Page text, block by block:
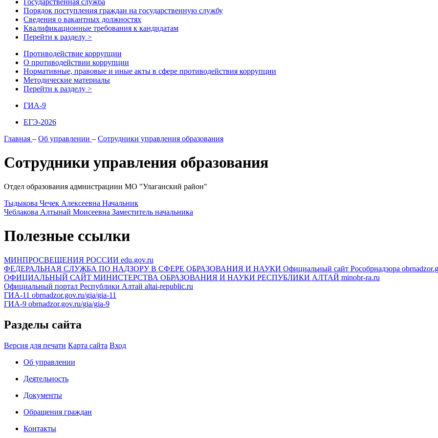
Государственная служба
Порядок поступления граждан на государственную службу
Сведения о вакантных должностях
Квалификационные требования к кандидатам
Перейти к разделу >
Противодействие коррупции
О противодействии коррупции
Нормативные, правовые и иные акты в сфере противодействия коррупции
Методические материалы
Перейти к разделу >
ГИА-9
ЕГЭ-2026
Главная – Об управлении – Сотрудники управления образования
Сотрудники управления образования
Отдел образования адмнистрациии МО "Улаганский район"
Тыдыкова Чечек Алексеевна Начальник
Чеблакова Алтынай Моисеевна Заместитель начальника
Полезные ссылки
МИНПРОСВЕЩЕНИЯ РОССИИ edu.gov.ru
ФЕДЕРАЛЬНАЯ СЛУЖБА ПО НАДЗОРУ В СФЕРЕ ОБРАЗОВАНИЯ И НАУКИ Официальный сайт Рособрнадзора
ОФИЦИАЛЬНЫЙ САЙТ МИНИСТЕРСТВА ОБРАЗОВАНИЯ И НАУКИ РЕСПУБЛИКИ АЛТАЙ minobr-ra.ru
Официальный портал Республики Алтай altai-republic.ru
ГИА-11 obrnadzor.gov.ru/gia/gia-11
ГИА-9 obrnadzor.gov.ru/gia/gia-9
Разделы сайта
Версия для печати Карта сайта Вход
Об управлении
Деятельность
Документы
Обращения граждан
Контакты